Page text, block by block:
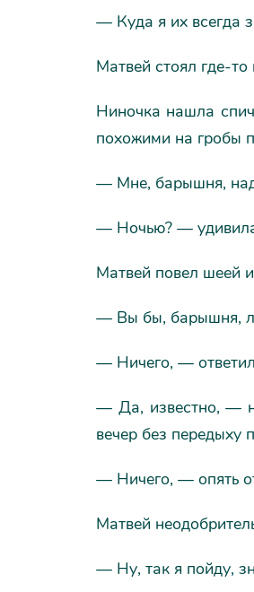
— Куда я их всегда
Матвей стоял где-
Ниночка нашла
похожими на гробы
— Мне, барышня,
— Ночью? —
Матвей повел шеей
— Вы бы, барышня,
— Ничего, —
— Да, известно, —
вечер без
— Ничего, — опять
Матвей
— Ну, так я пойду,